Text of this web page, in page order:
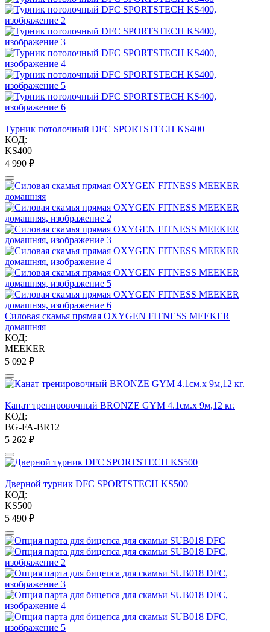
Турник потолочный DFC SPORTSTECH KS400
КОД:
KS400
4 990 ₽
Силовая скамья прямая OXYGEN FITNESS MEEKER
домашняя
КОД:
MEEKER
5 092 ₽
Канат тренировочный BRONZE GYM 4.1см.х 9м,12 кг.
КОД:
BG-FA-BR12
5 262 ₽
Дверной турник DFC SPORTSTECH KS500
КОД:
KS500
5 490 ₽